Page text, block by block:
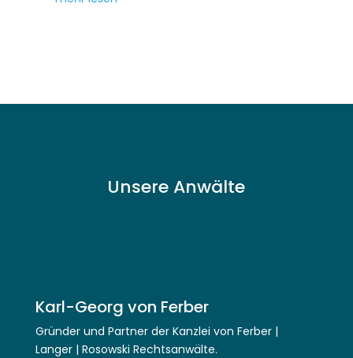
Unsere Anwälte
Karl-Georg von Ferber
Gründer und Partner der Kanzlei von Ferber |
Langer | Rosowski Rechtsanwälte.